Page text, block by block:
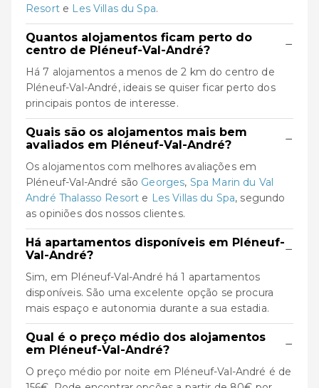
Resorte Les Villas du Spa.
Quantos alojamentos ficam perto do
centro de Pléneuf-Val-André?
−
Há 7 alojamentos a menos de 2 km do centro de
Pléneuf-Val-André, ideais se quiser ficar perto dos
principais pontos de interesse.
Quais são os alojamentos mais bem
avaliados em Pléneuf-Val-André?
−
Os alojamentos com melhores avaliações em
Pléneuf-Val-André são Georges, Spa Marin du Val
André Thalasso Resort e Les Villas du Spa, segundo
as opiniões dos nossos clientes.
Há apartamentos disponíveis em Pléneuf-
Val-André?
−
Sim, em Pléneuf-Val-André há 1 apartamentos
disponíveis. São uma excelente opção se procura
mais espaço e autonomia durante a sua estadia.
Qual é o preço médio dos alojamentos
em Pléneuf-Val-André?
−
O preço médio por noite em Pléneuf-Val-André é de